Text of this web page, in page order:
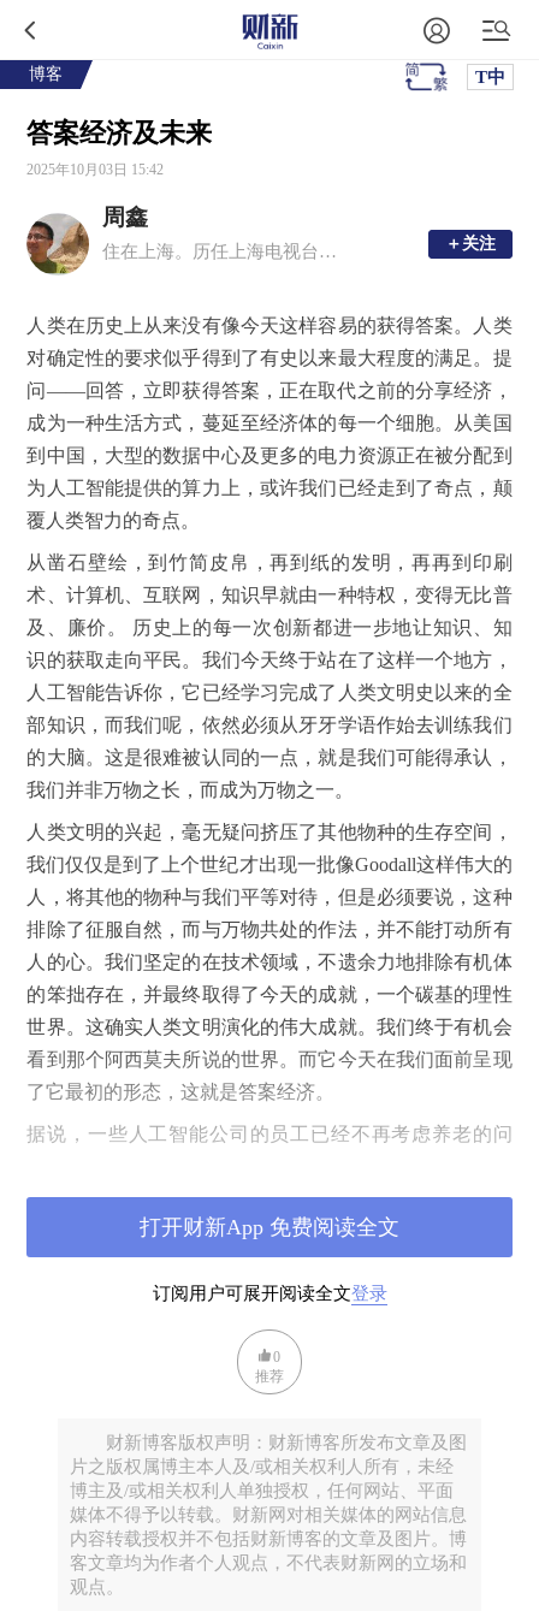
博客 T中
答案经济及未来
2025年10月03日 15:42
周鑫
住在上海。历任上海电视台《案件聚焦》编导，SMG驻香港记者，第一财经北京分部主任，财新传媒助理总编辑，一财英文版Yicai Global总编辑兼CEO ＋关注
＋关注
人类在历史上从来没有像今天这样容易的获得答案。人类
对确定性的要求似乎得到了有史以来最大程度的满足。提
问——回答，立即获得答案，正在取代之前的分享经济，
成为一种生活方式，蔓延至经济体的每一个细胞。从美国
到中国，大型的数据中心及更多的电力资源正在被分配到
为人工智能提供的算力上，或许我们已经走到了奇点，颠
覆人类智力的奇点。
从凿石壁绘，到竹简皮帛，再到纸的发明，再再到印刷
术、计算机、互联网，知识早就由一种特权，变得无比普
及、廉价。 历史上的每一次创新都进一步地让知识、知
识的获取走向平民。我们今天终于站在了这样一个地方，
人工智能告诉你，它已经学习完成了人类文明史以来的全
部知识，而我们呢，依然必须从牙牙学语作始去训练我们
的大脑。这是很难被认同的一点，就是我们可能得承认，
我们并非万物之长，而成为万物之一。
人类文明的兴起，毫无疑问挤压了其他物种的生存空间，
我们仅仅是到了上个世纪才出现一批像Goodall这样伟大的
人，将其他的物种与我们平等对待，但是必须要说，这种
排除了征服自然，而与万物共处的作法，并不能打动所有
人的心。我们坚定的在技术领域，不遗余力地排除有机体
的笨拙存在，并最终取得了今天的成就，一个碳基的理性
世界。这确实人类文明演化的伟大成就。我们终于有机会
看到那个阿西莫夫所说的世界。而它今天在我们面前呈现
了它最初的形态，这就是答案经济。
据说，一些人工智能公司的员工已经不再考虑养老的问
之地，养老已经从他们的愿望清单上被去除了，因为这不
再是个问题，他们就是未来。我们看到的事实是，像
OpenAI或者英伟达这样的公司，价值一骑绝尘，好像他
们已经备好未来的答案，等着你们的提问。
这种自信并非空穴来风。在2025
成形。它不是简单的交易，而是对不确定性的系统性征
转化为流动价值——我们曾庆祝那种民主化的效率：每个
人都能分享一辆车、一间房，甚至一段经历。但如今，分
享已显陈旧。为什么还要分享经验，当你可以瞬间召唤一
个比任何专家更全面的回应？答案经济的核心在于即时
性：一个问题，一个模型，一个输出。它将知识从静态的
图书馆转变为动态的预言机，经济体随之重组为一个巨大
订阅用户可展开阅读全文登录
打开财新App 免费阅读全文
0
推荐
财新博客版权声明：财新博客所发布文章及图
片之版权属博主本人及/或相关权利人所有，未经
博主及/或相关权利人单独授权，任何网站、平面
媒体不得予以转载。财新网对相关媒体的网站信息
内容转载授权并不包括财新博客的文章及图片。博
客文章均为作者个人观点，不代表财新网的立场和
观点。